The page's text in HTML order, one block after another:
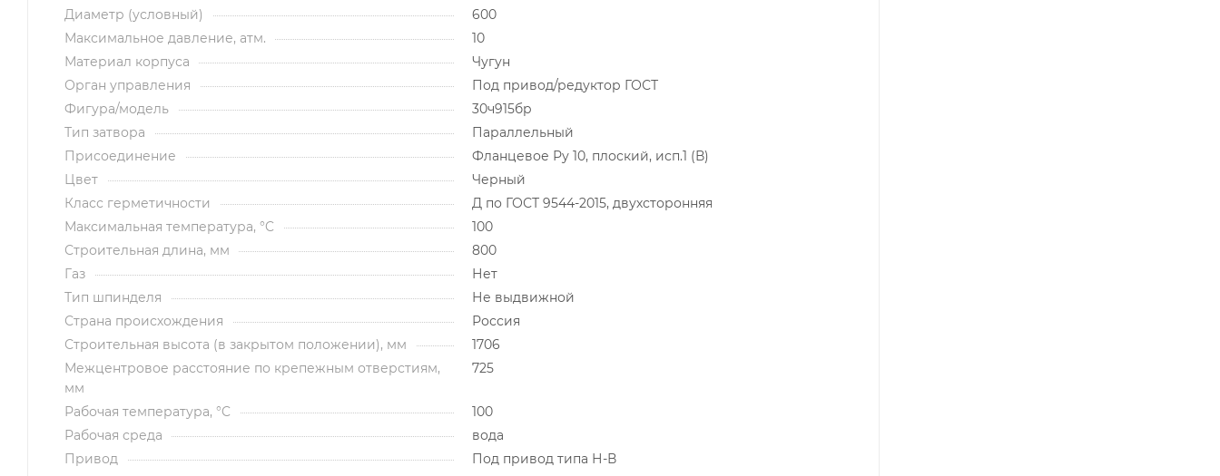
Диаметр (условный)
600
Максимальное давление, атм.
10
Материал корпуса
Чугун
Орган управления
Под привод/редуктор ГОСТ
Фигура/модель
30ч915бр
Тип затвора
Параллельный
Присоединение
Фланцевое Ру 10, плоский, исп.1 (В)
Цвет
Черный
Класс герметичности
Д по ГОСТ 9544-2015, двухсторонняя
Максимальная температура, °C
100
Строительная длина, мм
800
Газ
Нет
Тип шпинделя
Не выдвижной
Страна происхождения
Россия
Строительная высота (в закрытом положении), мм
1706
Межцентровое расстояние по крепежным отверстиям,
мм
725
Рабочая температура, °C
100
Рабочая среда
вода
Привод
Под привод типа Н-В